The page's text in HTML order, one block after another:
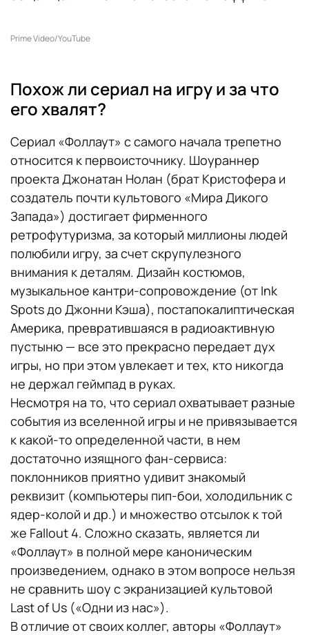
Prime Video/YouTube
Похож ли сериал на игру и за что
его хвалят?
Сериал «Фоллаут» с самого начала трепетно
относится к первоисточнику. Шоураннер
проекта Джонатан Нолан (брат Кристофера и
создатель почти культового «Мира Дикого
Запада») достигает фирменного
ретрофутуризма, за который миллионы людей
полюбили игру, за счет скрупулезного
внимания к деталям. Дизайн костюмов,
музыкальное кантри-сопровождение (от Ink
Spots до Джонни Кэша), постапокалиптическая
Америка, превратившаяся в радиоактивную
пустыню — все это прекрасно передает дух
игры, но при этом увлекает и тех, кто никогда
не держал геймпад в руках.
Несмотря на то, что сериал охватывает разные
события из вселенной игры и не привязывается
к какой-то определенной части, в нем
достаточно изящного фан-сервиса:
поклонников приятно удивит знакомый
реквизит (компьютеры пип-бои, холодильник с
ядер-колой и др.) и множество отсылок к той
же Fallout 4. Сложно сказать, является ли
«Фоллаут» в полной мере каноническим
произведением, однако в этом вопросе нельзя
не сравнить шоу с экранизацией культовой
Last of Us («Одни из нас»).
В отличие от своих коллег, авторы «Фоллаут»